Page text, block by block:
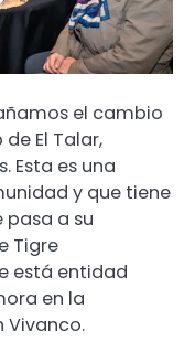
el cambio
El Talar,
Esta es una
y que tiene
a su
Tigre
está entidad
en la
Vivanco.